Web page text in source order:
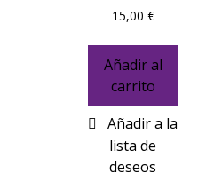
15,00 €
Añadir al
carrito